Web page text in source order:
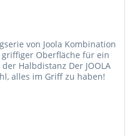
von Joola Kombination
Oberfläche für ein
Halbdistanz Der JOOLA
alles im Griff zu haben!